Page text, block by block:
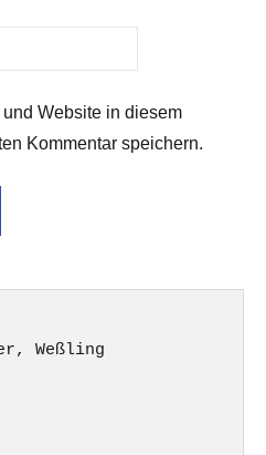
Website in diesem
Kommentar speichern.